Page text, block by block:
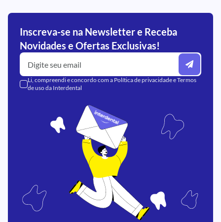
Inscreva-se na Newsletter e Receba
Novidades e Ofertas Exclusivas!
Li, compreendi e concordo com a Política de privacidadeeTermos
de usoda Interdental